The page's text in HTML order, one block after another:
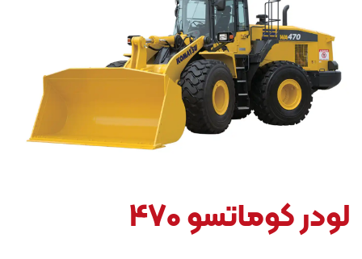
لودر کوماتسو 470